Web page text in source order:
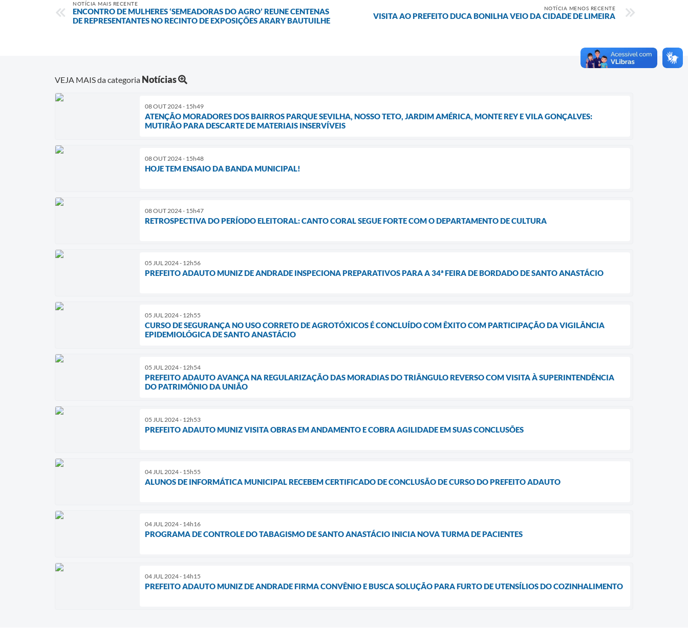
NOTÍCIA MAIS RECENTE
ENCONTRO DE MULHERES ‘SEMEADORAS DO AGRO’ REUNE CENTENAS
DE REPRESENTANTES NO RECINTO DE EXPOSIÇÕES ARARY BAUTUILHE
NOTÍCIA MENOS RECENTE
VISITA AO PREFEITO DUCA BONILHA VEIO DA CIDADE DE LIMEIRA
VEJA MAIS da categoria Notícias
08 OUT 2024 - 15h49
ATENÇÃO MORADORES DOS BAIRROS PARQUE SEVILHA, NOSSO TETO, JARDIM AMÉRICA, MONTE REY E VILA GONÇALVES:
MUTIRÃO PARA DESCARTE DE MATERIAIS INSERVÍVEIS
08 OUT 2024 - 15h48
HOJE TEM ENSAIO DA BANDA MUNICIPAL!
08 OUT 2024 - 15h47
RETROSPECTIVA DO PERÍODO ELEITORAL: CANTO CORAL SEGUE FORTE COM O DEPARTAMENTO DE CULTURA
05 JUL 2024 - 12h56
PREFEITO ADAUTO MUNIZ DE ANDRADE INSPECIONA PREPARATIVOS PARA A 34ª FEIRA DE BORDADO DE SANTO ANASTÁCIO
05 JUL 2024 - 12h55
CURSO DE SEGURANÇA NO USO CORRETO DE AGROTÓXICOS É CONCLUÍDO COM ÊXITO COM PARTICIPAÇÃO DA VIGILÂNCIA
EPIDEMIOLÓGICA DE SANTO ANASTÁCIO
05 JUL 2024 - 12h54
PREFEITO ADAUTO AVANÇA NA REGULARIZAÇÃO DAS MORADIAS DO TRIÂNGULO REVERSO COM VISITA À SUPERINTENDÊNCIA
DO PATRIMÔNIO DA UNIÃO
05 JUL 2024 - 12h53
PREFEITO ADAUTO MUNIZ VISITA OBRAS EM ANDAMENTO E COBRA AGILIDADE EM SUAS CONCLUSÕES
04 JUL 2024 - 15h55
ALUNOS DE INFORMÁTICA MUNICIPAL RECEBEM CERTIFICADO DE CONCLUSÃO DE CURSO DO PREFEITO ADAUTO
04 JUL 2024 - 14h16
PROGRAMA DE CONTROLE DO TABAGISMO DE SANTO ANASTÁCIO INICIA NOVA TURMA DE PACIENTES
04 JUL 2024 - 14h15
PREFEITO ADAUTO MUNIZ DE ANDRADE FIRMA CONVÊNIO E BUSCA SOLUÇÃO PARA FURTO DE UTENSÍLIOS DO COZINHALIMENTO